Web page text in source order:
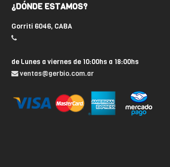
¿DÓNDE ESTAMOS?
Gorriti 6046, CABA
de Lunes a viernes de 10:00hs a 18:00hs
ventas@gerbio.com.ar